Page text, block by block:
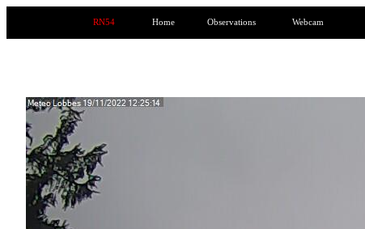
RN54 Home Observations Webcam